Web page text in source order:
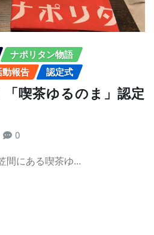
ナポリタン物語
動報告 認定式
「喫茶ゆるのま」認定
0
間にある喫茶ゆ…